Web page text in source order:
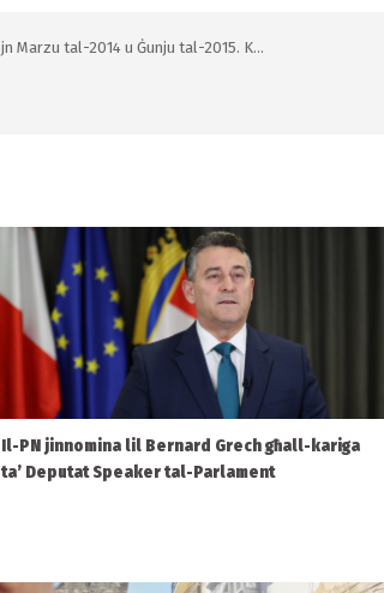
Marzu tal-2014 u Ġunju tal-2015. K...
Il-PN jinnomina lil Bernard Grech għall-kariga
ta’ Deputat Speaker tal-Parlament